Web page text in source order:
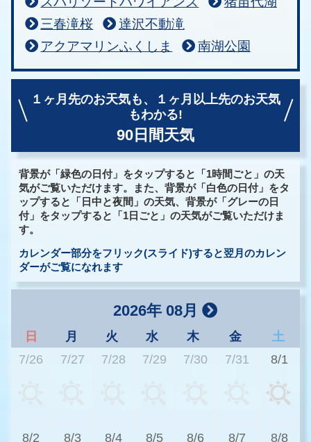
三春滝桜
達沢不動滝
アクアマリンふくしま
南湖公園
１ヶ月先のお天気も、
１ヶ月以上先のお天気
もわかる!
90日間天気
背景が「緑色の日付」をタップすると「1時間ごと」の天
気がご覧いただけます。また、背景が「白色の日付」をタ
ップすると「日中と夜間」の天気、背景が「グレーの日
付」をタップすると「1日ごと」の天気がご覧いただけま
す。
カレンダー部分をフリック(スライド)すると翌月のカレン
ダーがご覧になれます
2026年 08月
日 月 火 水 木 金
土
7/26
7/27 7/28 7/29 7/30 7/31 8/1
8/2 8/3 8/4 8/5 8/6 8/7 8/8